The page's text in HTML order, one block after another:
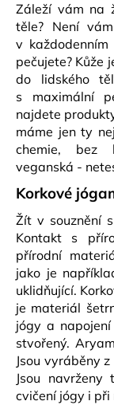
Záleží vám na
těle? Není
v
pečujete? Kůže
do lidského
s maximální
najdete
máme jen ty
chemie, bez
veganská -
Korkové
Žít v souznění
Kontakt s
přírodní
jako je
uklidňující.
je materiál
jógy a
stvořený.
Jsou vyráběny
Jsou
cvičení jógy i při